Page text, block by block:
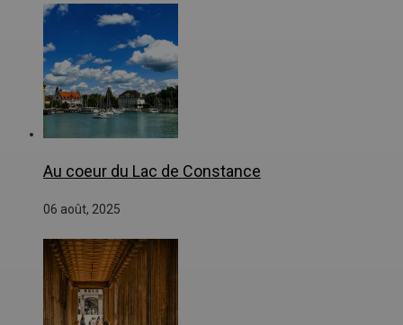
Au coeur du Lac de Constance
06 août, 2025